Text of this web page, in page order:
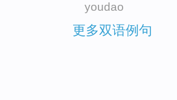
youdao
更多双语例句